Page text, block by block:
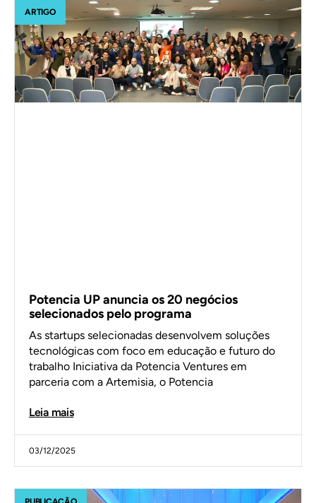
ARTIGO
Potencia UP anuncia os 20 negócios
selecionados pelo programa
As startups selecionadas desenvolvem soluções
tecnológicas com foco em educação e futuro do
trabalho Iniciativa da Potencia Ventures em
parceria com a Artemisia, o Potencia
Leia mais
03/12/2025